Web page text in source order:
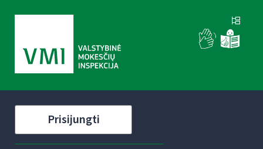
Prisijungti